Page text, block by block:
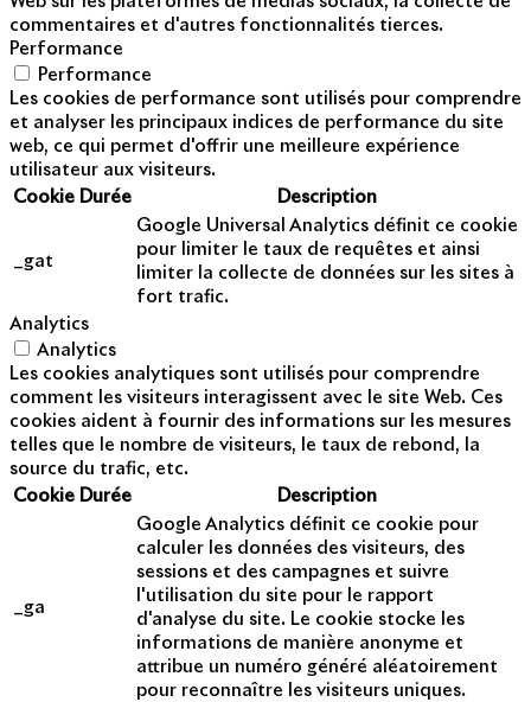
commentaires et d'autres fonctionnalités tierces.
Performance
Performance
Les cookies de performance sont utilisés pour comprendre
et analyser les principaux indices de performance du site
web, ce qui permet d'offrir une meilleure expérience
utilisateur aux visiteurs.
Cookie Durée Description
_gat
Google Universal Analytics définit ce cookie
pour limiter le taux de requêtes et ainsi
limiter la collecte de données sur les sites à
fort trafic.
Analytics
Analytics
Les cookies analytiques sont utilisés pour comprendre
comment les visiteurs interagissent avec le site Web. Ces
cookies aident à fournir des informations sur les mesures
telles que le nombre de visiteurs, le taux de rebond, la
source du trafic, etc.
Cookie Durée Description
_ga
Google Analytics définit ce cookie pour
calculer les données des visiteurs, des
sessions et des campagnes et suivre
l'utilisation du site pour le rapport
d'analyse du site. Le cookie stocke les
informations de manière anonyme et
attribue un numéro généré aléatoirement
pour reconnaître les visiteurs uniques.